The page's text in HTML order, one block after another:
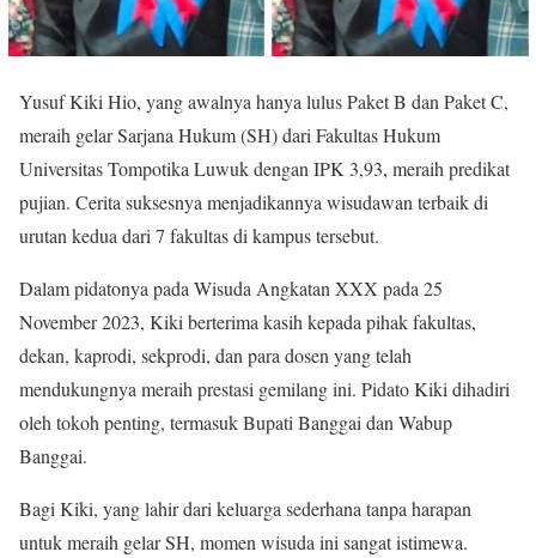
Yusuf Kiki Hio, yang awalnya hanya lulus Paket B dan Paket C,
meraih gelar Sarjana Hukum (SH) dari Fakultas Hukum
Universitas Tompotika Luwuk dengan IPK 3,93, meraih predikat
pujian. Cerita suksesnya menjadikannya wisudawan terbaik di
urutan kedua dari 7 fakultas di kampus tersebut.
Dalam pidatonya pada Wisuda Angkatan XXX pada 25
November 2023, Kiki berterima kasih kepada pihak fakultas,
dekan, kaprodi, sekprodi, dan para dosen yang telah
mendukungnya meraih prestasi gemilang ini. Pidato Kiki dihadiri
oleh tokoh penting, termasuk Bupati Banggai dan Wabup
Banggai.
Bagi Kiki, yang lahir dari keluarga sederhana tanpa harapan
untuk meraih gelar SH, momen wisuda ini sangat istimewa.